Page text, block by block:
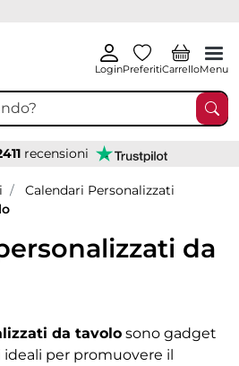
LoginPreferitiCarrelloMenu
recensioni
Calendari Personalizzati
da
da tavolo sono gadget
per promuovere il